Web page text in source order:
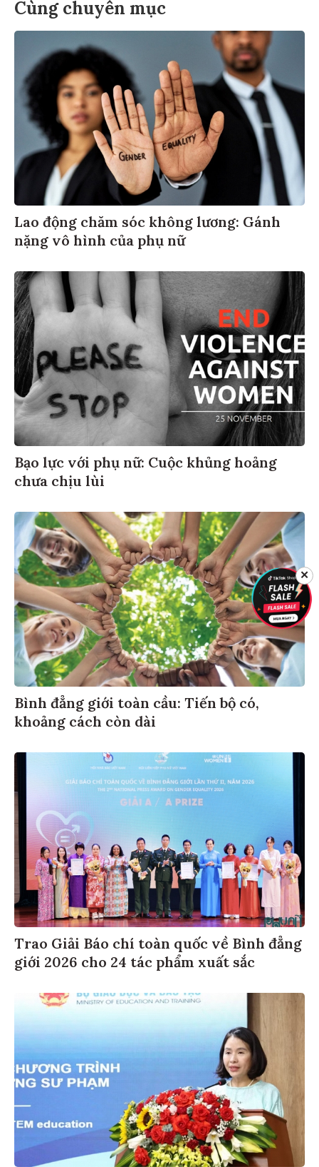
Cùng chuyên mục
Lao động chăm sóc không lương: Gánh
nặng vô hình của phụ nữ
Bạo lực với phụ nữ: Cuộc khủng hoảng
chưa chịu lùi
Bình đẳng giới toàn cầu: Tiến bộ có,
khoảng cách còn dài
Trao Giải Báo chí toàn quốc về Bình đẳng
giới 2026 cho 24 tác phẩm xuất sắc
✕